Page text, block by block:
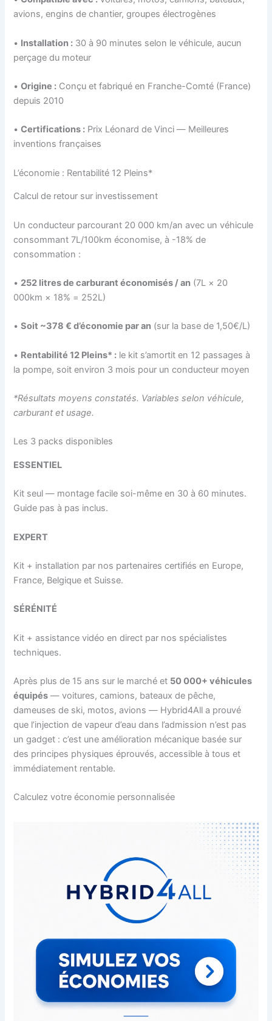
avions, engins de chantier, groupes électrogènes
• Installation : 30 à 90 minutes selon le véhicule, aucun
perçage du moteur
•Origine : Conçu et fabriqué en Franche-Comté (France)
depuis 2010
•Certifications : Prix Léonard de Vinci — Meilleures
inventions françaises
L’économie : Rentabilité 12 Pleins*
Calcul de retour sur investissement
Un conducteur parcourant 20 000 km/an avec un véhicule
consommant 7L/100km économise, à -18% de
consommation :
• 252 litres de carburant économisés / an (7L × 20
000km × 18% = 252L)
•Soit ~378 € d’économie par an (sur la base de 1,50€/L)
• Rentabilité 12 Pleins* : le kit s’amortit en 12 passages à
la pompe, soit environ 3 mois pour un conducteur moyen
*Résultats moyens constatés. Variables selon véhicule,
carburant et usage.
Les 3 packs disponibles
ESSENTIEL
Kit seul — montage facile soi-même en 30 à 60 minutes.
Guide pas à pas inclus.
EXPERT
Kit + installation par nos partenaires certifiés en Europe,
France, Belgique et Suisse.
SÉRÉNITÉ
Kit + assistance vidéo en direct par nos spécialistes
techniques.
Après plus de 15 ans sur le marché et 50 000+ véhicules
équipés — voitures, camions, bateaux de pêche,
dameuses de ski, motos, avions — Hybrid4All a prouvé
que l’injection de vapeur d’eau dans l’admission n’est pas
un gadget : c’est une amélioration mécanique basée sur
des principes physiques éprouvés, accessible à tous et
immédiatement rentable.
Calculez votre économie personnalisée